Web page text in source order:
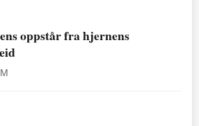
oppstår fra hjernens